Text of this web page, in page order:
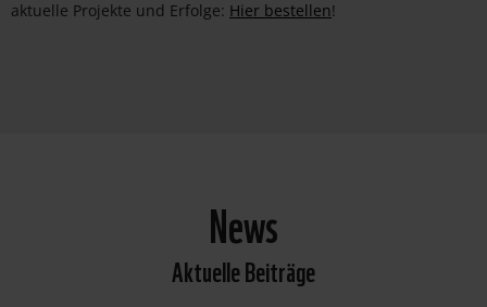
aktuelle Projekte und Erfolge: Hier bestellen!
News
Aktuelle Beiträge